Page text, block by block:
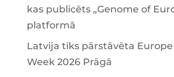
kas publicēts „Genome of
platformā
Latvija tiks pārstāvēta
Week 2026 Prāgā